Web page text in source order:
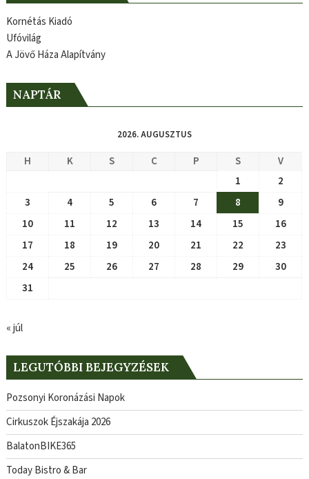
Kornétás Kiadó
Ufóvilág
A Jövő Háza Alapítvány
NAPTÁR
2026. AUGUSZTUS
H K S C P S
V
1
2
3
4 5 6 7 8
9
10
11 12 13 14 15
16
17
18 19 20 21 22
23
24
25 26 27 28 29
30
31
« júl
LEGUTÓBBI BEJEGYZÉSEK
Pozsonyi Koronázási Napok
Cirkuszok Éjszakája 2026
BalatonBIKE365
Today Bistro & Bar